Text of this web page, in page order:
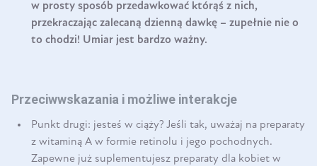
w prosty sposób przedawkować którąś z nich,
przekraczając zalecaną dzienną dawkę – zupełnie nie o
to chodzi! Umiar jest bardzo ważny.
Przeciwwskazania i możliwe interakcje
Punkt drugi: jesteś w ciąży? Jeśli tak, uważaj na preparaty
z witaminą A w formie retinolu i jego pochodnych.
Zapewne już suplementujesz preparaty dla kobiet w